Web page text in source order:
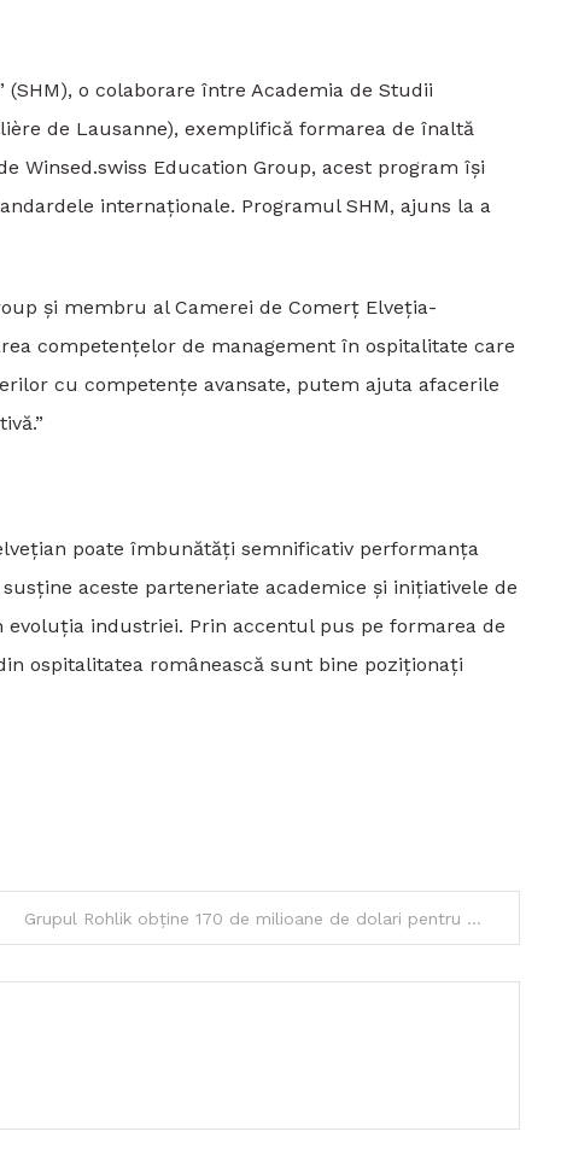
o colaborare între Academia de Studii
de Lausanne), exemplifică formarea de înaltă
Winsed.swiss Education Group, acest program își
internaționale. Programul SHM, ajuns la a
și membru al Camerei de Comerț Elveția-
competențelor de management în ospitalitate care
cu competențe avansate, putem ajuta afacerile
poate îmbunătăți semnificativ performanța
aceste parteneriate academice și inițiativele de
industriei. Prin accentul pus pe formarea de
ospitalitatea românească sunt bine poziționați
Grupul Rohlik obține 170 de milioane de dolari pentru expansiunea în Europa înainte de IPO